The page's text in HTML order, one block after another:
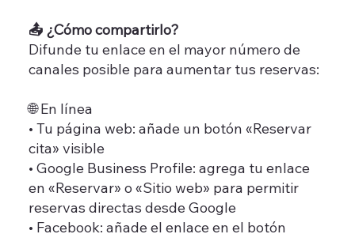
📤 ¿Cómo compartirlo?
Difunde tu enlace en el mayor número de
canales posible para aumentar tus reservas:
🌐 En línea
• Tu página web: añade un botón «Reservar
cita» visible
• Google Business Profile: agrega tu enlace
en «Reservar» o «Sitio web» para permitir
reservas directas desde Google
• Facebook: añade el enlace en el botón